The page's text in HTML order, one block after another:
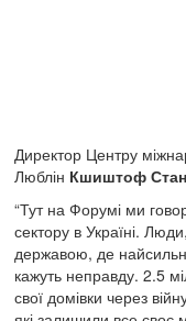
Директор Центру
Люблін Кшиштоф
“Тут на Форумі ми
сектору в Україні.
державою, де
кажуть неправду. 2.5
свої домівки через